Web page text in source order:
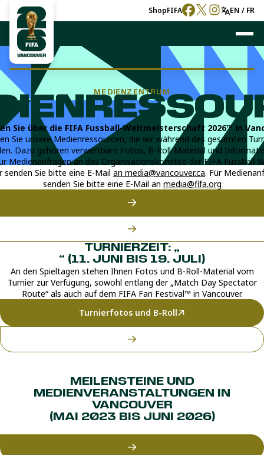
ShopFIFA EN / FR
MEDIENZENTRUM
Sie über die FIFA Fussball-Weltmeisterschaft 2026™ in
Sie unsere Medienressourcen, die wir während des gesamten
Dazu gehören verwertbare Fotos, B-Roll-Material und
Medienanfragen an das Organisationskomitee der FIFA Fussball-
senden Sie bitte eine E-Mail an media@vancouver.ca. Für
senden Sie bitte eine E-Mail an media@fifa.org
TURNIERZEIT: „
“ (11. JUNI BIS 19. JULI)
An den Spieltagen stehen Ihnen Fotos und B-Roll-Material vom
Turnier zur Verfügung, sowohl entlang der „Match Day Spectator
Route“ als auch auf dem FIFA Fan Festival™ in Vancouver.
Turnierfotos und B-Roll
MEILENSTEINE UND
MEDIENVERANSTALTUNGEN IN
VANCOUVER
(MAI 2023 BIS JUNI 2026)